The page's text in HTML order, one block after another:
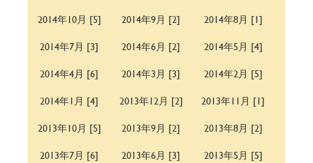
2014年10月 [5]
2014年9月 [2]
2014年8月 [1]
2014年7月 [3]
2014年6月 [2]
2014年5月 [4]
2014年4月 [6]
2014年3月 [3]
2014年2月 [5]
2014年1月 [4]
2013年12月 [2]
2013年11月 [1]
2013年10月 [5]
2013年9月 [2]
2013年8月 [2]
2013年7月 [6]
2013年6月 [3]
2013年5月 [5]